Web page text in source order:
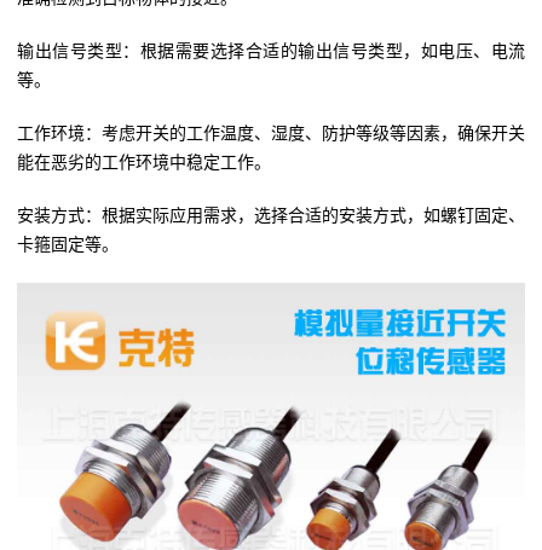
输出信号类型：根据需要选择合适的输出信号类型，如电压、电流
等。
工作环境：考虑开关的工作温度、湿度、防护等级等因素，确保开关
能在恶劣的工作环境中稳定工作。
安装方式：根据实际应用需求，选择合适的安装方式，如螺钉固定、
卡箍固定等。